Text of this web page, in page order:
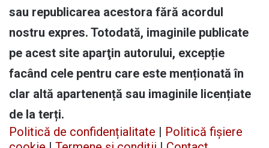
sau republicarea acestora fără acordul
nostru expres. Totodată, imaginile publicate
pe acest site aparţin autorului, excepție
facând cele pentru care este menționată în
clar altă apartenență sau imaginile licențiate
de la terți.
Politică de confidențialitate | Politică fișiere